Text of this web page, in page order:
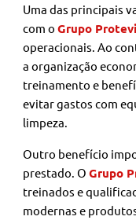
Uma das principais
com oGrupo
operacionais. Ao
a organização
treinamento e
evitar gastos com
limpeza.
Outro benefício
prestado. O Grupo
treinados e
modernas e